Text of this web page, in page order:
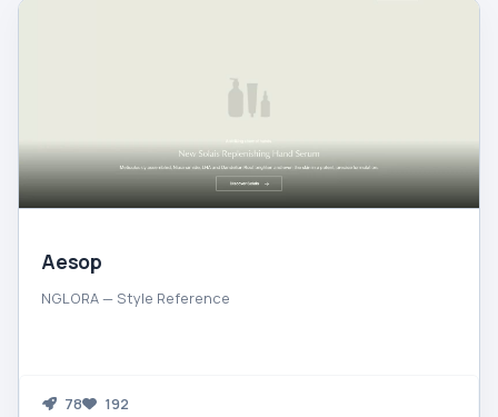
Aesop
NGLORA — Style Reference
78 192